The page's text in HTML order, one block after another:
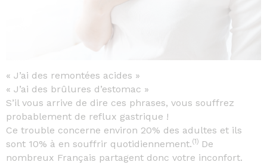
« J’ai des remontées acides »
« J’ai des brûlures d’estomac »
S’il vous arrive de dire ces phrases, vous souffrez
probablement de reflux gastrique !
Ce trouble concerne environ 20% des adultes et ils
sont 10% à en souffrir quotidiennement.(1) De
nombreux Français partagent donc votre inconfort.